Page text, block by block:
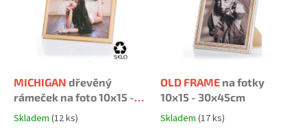
MICHIGAN dřevěný
rámeček na foto 10x15 -
21x30cm
Průměrné
Skladem (12 ks)
OLD FRAME na fotky
10x15 - 30x45cm
Průměrné
Skladem (17 ks)